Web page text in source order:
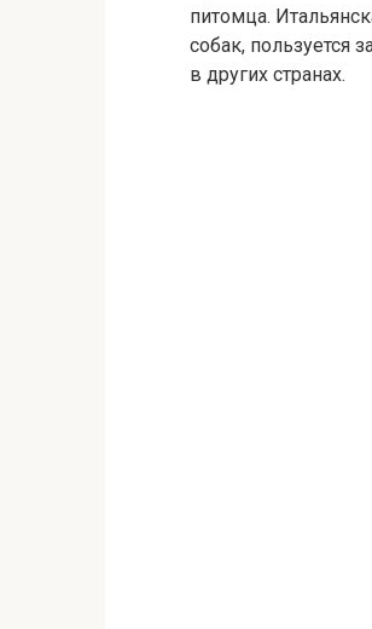
питомца.
собак, пользуется
в других странах.